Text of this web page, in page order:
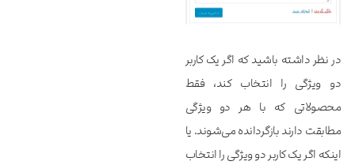
در نظر داشته باشید که اگر یک کاربر
دو ویژگی را انتخاب کند، فقط
محصولاتی که با هر دو ویژگی
مطابقت دارند بازگردانده می‌شوند. یا
اینکه اگر یک کاربر دو ویژگی را انتخاب